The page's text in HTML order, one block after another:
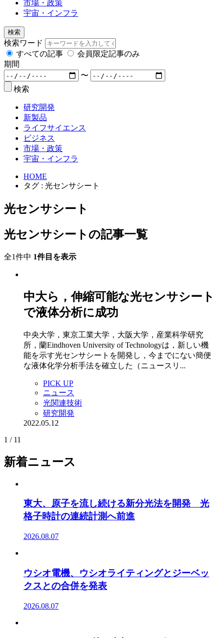
市場・政策
宇宙・インフラ
検索
検索ワード
すべての記事
会員限定記事のみ
期間
〜
検索
研究開発
新製品
ライフサイエンス
ビジネス
市場・政策
宇宙・インフラ
HOME
タグ : 光センサシート
光センサシート
光センサシートの記事一覧
全1件中 1件目を表示
中大ら，伸縮可能な光センサシート
で液体分析に成功
中央大学，東京工業大学，大阪大学，産業科学研究
所，蘭Eindhoven University of Technologyは，新しい機
能を示す光センサシートを開発し，今までにない簡便
な液体化学分析手法を確立した（ニュースリ...
PICK UP
ニュース
光関連技術
研究開発
2022.05.12
1 / 11
新着ニュース
東大、原子を流し続ける新分光法を開発 光
格子時計の連続計測へ前進
2026.08.07
ウシオ電機、ウシオライティングとジーベッ
クスとの合併を発表
2026.08.07